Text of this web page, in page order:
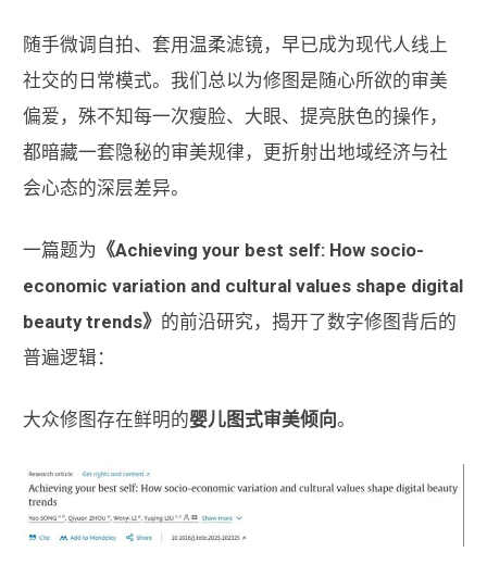
随手微调自拍、套用温柔滤镜，早已成为现代人线上
社交的日常模式。我们总以为修图是随心所欲的审美
偏爱，殊不知每一次瘦脸、大眼、提亮肤色的操作，
都暗藏一套隐秘的审美规律，更折射出地域经济与社
会心态的深层差异。
一篇题为 《Achieving your best self: How socio-
economic variation and cultural values shape digital
beauty trends》 的前沿研究，揭开了数字修图背后的
普遍逻辑：
大众修图存在鲜明的婴儿图式审美倾向。